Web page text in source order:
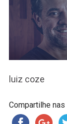
luiz coze
Compartilhe